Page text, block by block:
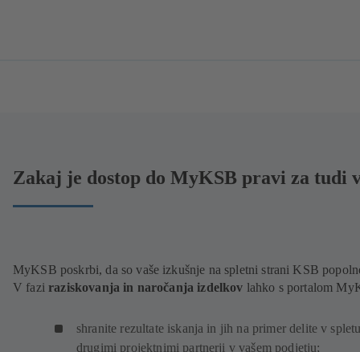
Zakaj je dostop do MyKSB pravi za tudi
MyKSB poskrbi, da so vaše izkušnje na spletni strani KSB
V faziraziskovanja in naročanja izdelkov lahko s portalom
shranite rezultate iskanja in jih na primer delite v
drugimi projektnimi partnerji v vašem podjetju;